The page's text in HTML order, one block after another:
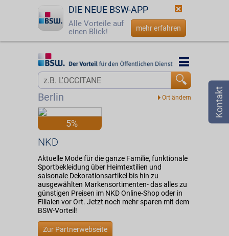
DIE NEUE BSW-APP
Alle Vorteile auf
einen Blick!
mehr erfahren
Startseite
Login
Berlin
Startseite
5%
NKD
Aktuelle Mode für die ganze Familie, funktionale
Sportbekleidung über Heimtextilien und
saisonale Dekorationsartikel bis hin zu
ausgewählten Markensortimenten- das alles zu
günstigen Preisen im NKD Online-Shop oder in
Filialen vor Ort. Jetzt noch mehr sparen mit dem
BSW-Vorteil!
Zur Partnerwebseite